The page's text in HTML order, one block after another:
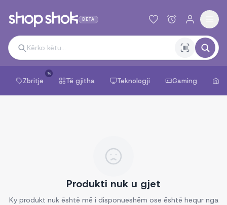
BETA
Zbritje
%
Të gjitha Teknologji Gaming
Produkti nuk u gjet
Ky produkt nuk është më i disponueshëm ose është hequr nga